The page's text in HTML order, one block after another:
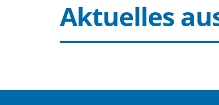
Aktuelles